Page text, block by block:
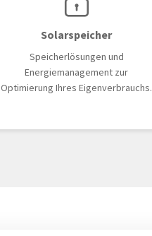
Solarspeicher
Speicherlösungen und
Energiemanagement zur
Optimierung Ihres Eigenverbrauchs.